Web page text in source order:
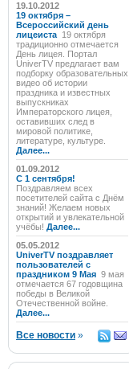
19.10.2012
19 октября –
Всероссийский день
лицеиста 19 октября
традиционно отмечается
День лицея. Портал
UniverTV предлагает вам
подборку образовательных
видео об истории
праздника и известных
выпускниках
Императорского лицея,
оставивших след в
мировой политике,
литературе, культуре.
Далее...
01.09.2012
C 1 сентября!
Поздравляем всех
посетителей сайта с Днём
знаний! Желаем новых
открытий и увлекательной
учёбы! Далее...
05.05.2012
UniverTV поздравляет
пользователей с
праздником 9 Мая 9 мая
отмечается 67 годовщина
победы в Великой
Отечественной войне.
Далее...
Все новости »